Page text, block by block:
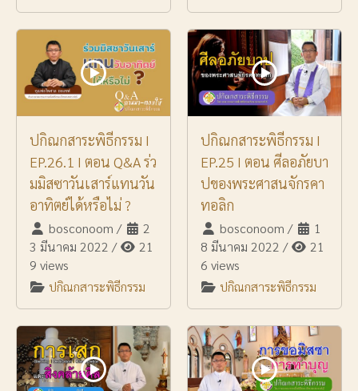
ปกิณกสาระพิธีกรรม I
EP.26.1 I ตอน Q&A ร่ว
มมิสซาวันเสาร์แทนวัน
อาทิตย์ได้หรือไม่ ?
bosconoom /
2
3 มีนาคม 2022 /
21
9 views
ปกิณกสาระพิธีกรรม
ปกิณกสาระพิธีกรรม I
EP.25 I ตอน ศีลอภัยบา
ปของพระศาสนจักรคา
ทอลิก
bosconoom /
1
8 มีนาคม 2022 /
21
6 views
ปกิณกสาระพิธีกรรม